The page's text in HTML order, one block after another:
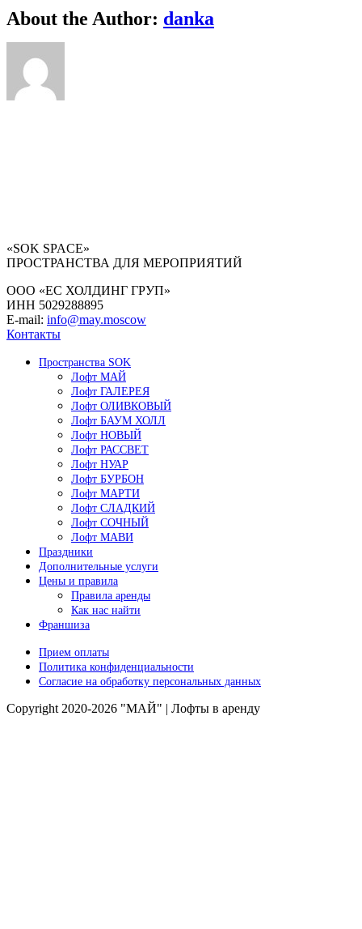
facebook
whatsapp
vk
Email
About the Author: danka
«SOK SPACE»
ПРОСТРАНСТВА ДЛЯ МЕРОПРИЯТИЙ
ООО «ЕС ХОЛДИНГ ГРУП»
ИНН 5029288895
E-mail: info@may.moscow
Контакты
Пространства SOK
Лофт МАЙ
Лофт ГАЛЕРЕЯ
Лофт ОЛИВКОВЫЙ
Лофт БАУМ ХОЛЛ
Лофт НОВЫЙ
Лофт РАССВЕТ
Лофт НУАР
Лофт БУРБОН
Лофт МАРТИ
Лофт СЛАДКИЙ
Лофт СОЧНЫЙ
Лофт МАВИ
Праздники
Дополнительные услуги
Цены и правила
Правила аренды
Как нас найти
Франшиза
Прием оплаты
Политика конфиденциальности
Согласие на обработку персональных данных
Copyright 2020-2026 "МАЙ" | Лофты в аренду